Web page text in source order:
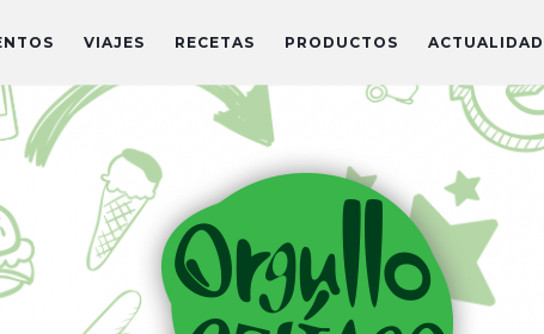
VIAJES RECETAS PRODUCTOS ACTUALIDAD